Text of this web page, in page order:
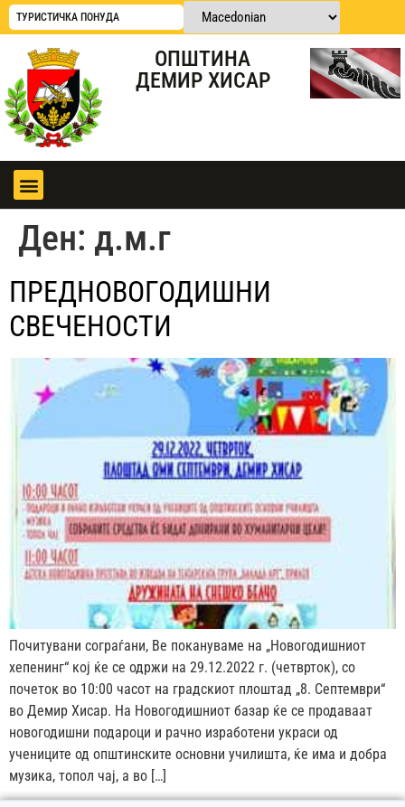
ТУРИСТИЧКА ПОНУДА
ОПШТИНА
ДЕМИР ХИСАР
Ден: д.м.г
ПРЕДНОВОГОДИШНИ
СВЕЧЕНОСТИ
Почитувани сограѓани, Ве покануваме на „Новогодишниот
хепенинг“ кој ќе се одржи на 29.12.2022 г. (четврток), со
почеток во 10:00 часот на градскиот плоштад „8. Септември“
во Демир Хисар. На Новогодишниот базар ќе се продаваат
новогодишни подароци и рачно изработени украси од
учениците од општинските основни училишта, ќе има и добра
музика, топол чај, а во […]